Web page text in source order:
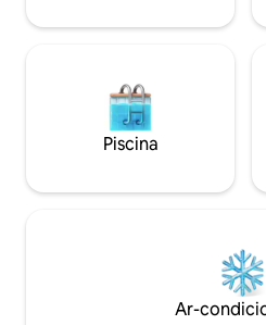
Cartão SIM para venda
Piscina
Ar-